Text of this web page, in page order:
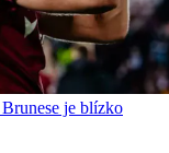
je blízko